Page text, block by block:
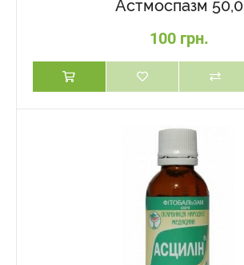
Астмоспазм 50,0
100 грн.